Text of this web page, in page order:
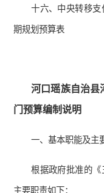
十六、中央转移
期规划预算表
河口瑶族自治县
门预算编制说明
一、基本职能及主
根据政府批准的
主要职责如下：